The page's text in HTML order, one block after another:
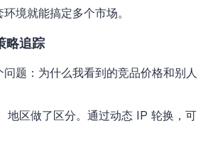
境就能搞定多个市场。
略追踪
题：为什么我看到的竞品价格和别人
地区做了区分。通过动态 IP 轮换，可